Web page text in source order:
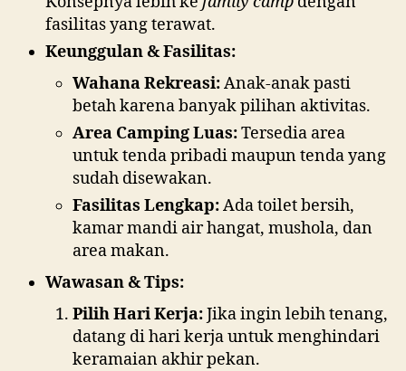
fasilitas yang terawat.
Keunggulan & Fasilitas:
Wahana Rekreasi:Anak-anak pasti
betah karena banyak pilihan aktivitas.
Area Camping Luas:Tersedia area
untuk tenda pribadi maupun tenda yang
sudah disewakan.
Fasilitas Lengkap:Ada toilet bersih,
kamar mandi air hangat, mushola, dan
area makan.
Wawasan & Tips:
Pilih Hari Kerja:Jika ingin lebih tenang,
datang di hari kerja untuk menghindari
keramaian akhir pekan.